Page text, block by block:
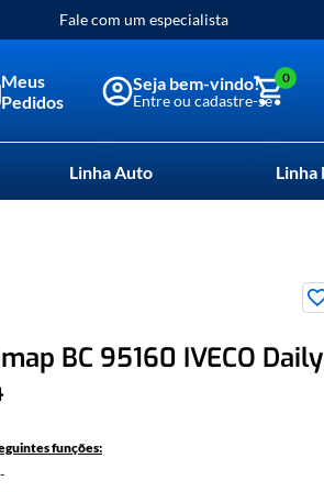
Fale com um especialista
Meus
Pedidos
0
Linha Auto Linha
BC 95160 IVECO Daily
funções: